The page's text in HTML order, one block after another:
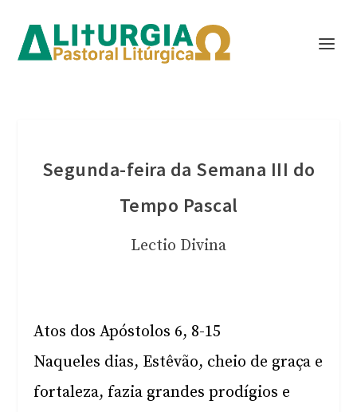
Segunda-feira da Semana III do
Tempo Pascal
Lectio Divina
Atos dos Apóstolos 6, 8-15
Naqueles dias, Estêvão, cheio de graça e
fortaleza, fazia grandes prodígios e